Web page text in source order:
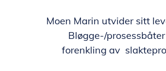
Moen Marin utvider sitt
Bløgge-/
forenkling av